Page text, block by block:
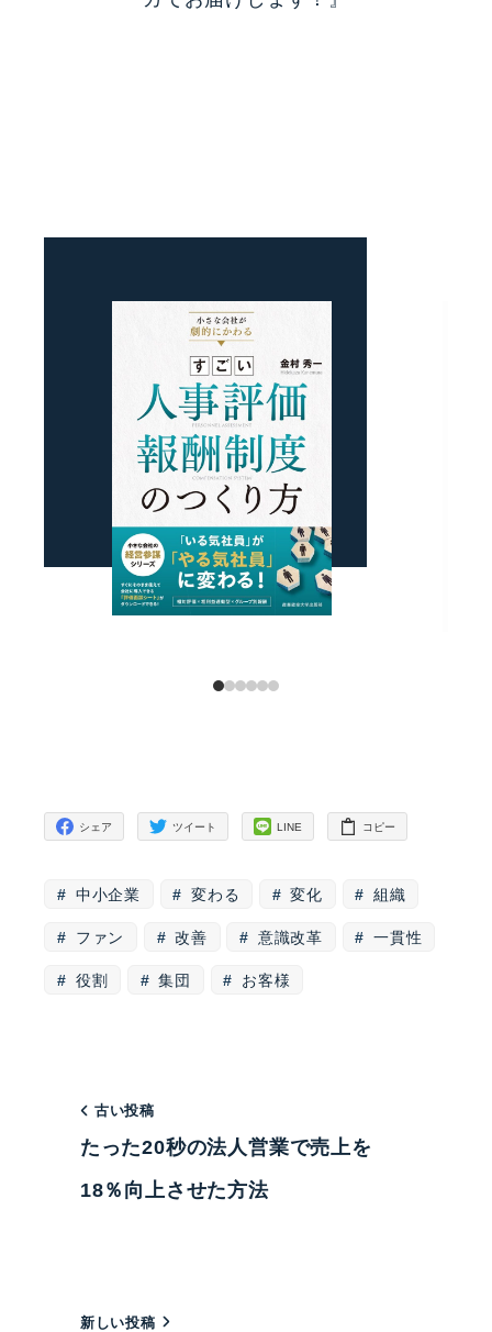
シェア ツイート LINE コピー
中小企業 変わる 変化 組織
ファン 改善 意識改革 一貫性
役割 集団 お客様
古い投稿
たった20秒の法人営業で売上を
18％向上させた方法
新しい投稿